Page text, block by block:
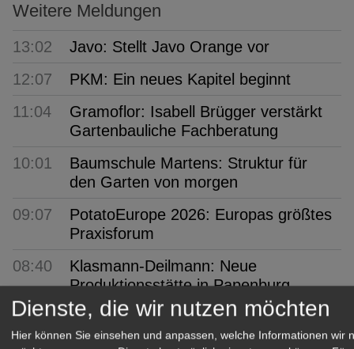
Weitere Meldungen
13:02
Javo: Stellt Javo Orange vor
12:07
PKM: Ein neues Kapitel beginnt
11:04
Gramoflor: Isabell Brügger verstärkt
Gartenbauliche Fachberatung
10:01
Baumschule Martens: Struktur für
den Garten von morgen
09:07
PotatoEurope 2026: Europas größtes
Praxisforum
08:40
Klasmann-Deilmann: Neue
Produktionsstätte in Papenburg
08:08
VGL Bayern: Beste Meister 2026
geehrt
Dienste, die wir nutzen möchten
Hier können Sie einsehen und anpassen, welche Informationen wir